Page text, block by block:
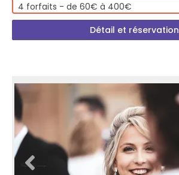
4 forfaits - de 60€ à 400€
Détail et réservation